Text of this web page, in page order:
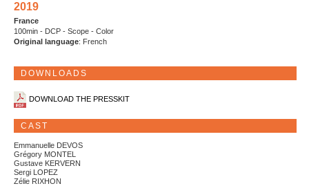
2019
France
100min - DCP - Scope - Color
Original language: French
DOWNLOADS
DOWNLOAD THE PRESSKIT
CAST
Emmanuelle DEVOS
Grégory MONTEL
Gustave KERVERN
Sergi LOPEZ
Zélie RIXHON